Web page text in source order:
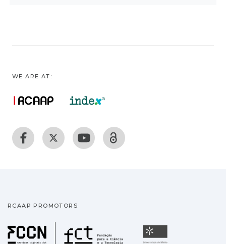
WE ARE AT:
RCAAP PROMOTORS
Fundação para a